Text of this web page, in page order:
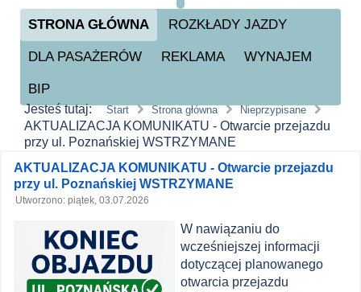
STRONA GŁÓWNA ROZKŁADY JAZDY
DLA PASAŻERÓW REKLAMA WYNAJEM
BIP
Jesteś tutaj: Start Strona główna Nieprzypisane
AKTUALIZACJA KOMUNIKATU - Otwarcie przejazdu
przy ul. Poznańskiej WSTRZYMANE
Zawartość
główna
MPK
Łomża
AKTUALIZACJA KOMUNIKATU - Otwarcie przejazdu
przy ul. Poznańskiej WSTRZYMANE
Utworzono: piątek, 03.07.2026
W nawiązaniu do
wcześniejszej informacji
dotyczącej planowanego
otwarcia przejazdu